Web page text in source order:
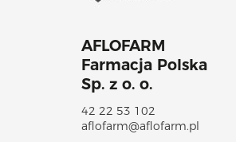
AFLOFARM
Farmacja Polska
Sp. z o. o.
42 22 53 102
aflofarm@aflofarm.pl